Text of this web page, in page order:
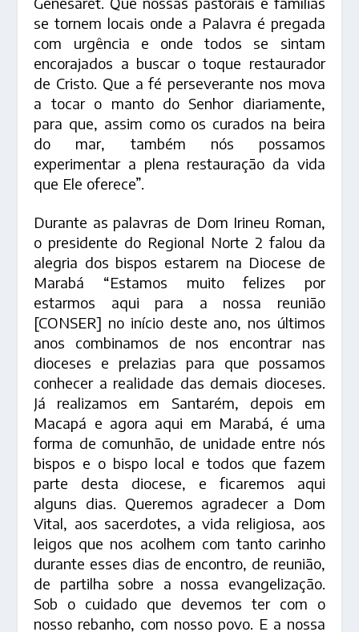
se tornem locais onde a Palavra é pregada
com urgência e onde todos se sintam
encorajados a buscar o toque restaurador
de Cristo. Que a fé perseverante nos mova
a tocar o manto do Senhor diariamente,
para que, assim como os curados na beira
do mar, também nós possamos
experimentar a plena restauração da vida
que Ele oferece”.
Durante as palavras de Dom Irineu Roman,
o presidente do Regional Norte 2 falou da
alegria dos bispos estarem na Diocese de
Marabá “Estamos muito felizes por
estarmos aqui para a nossa reunião
[CONSER] no início deste ano, nos últimos
anos combinamos de nos encontrar nas
dioceses e prelazias para que possamos
conhecer a realidade das demais dioceses.
Já realizamos em Santarém, depois em
Macapá e agora aqui em Marabá, é uma
forma de comunhão, de unidade entre nós
bispos e o bispo local e todos que fazem
parte desta diocese, e ficaremos aqui
alguns dias. Queremos agradecer a Dom
Vital, aos sacerdotes, a vida religiosa, aos
leigos que nos acolhem com tanto carinho
durante esses dias de encontro, de reunião,
de partilha sobre a nossa evangelização.
Sob o cuidado que devemos ter com o
nosso rebanho, com nosso povo. E a nossa